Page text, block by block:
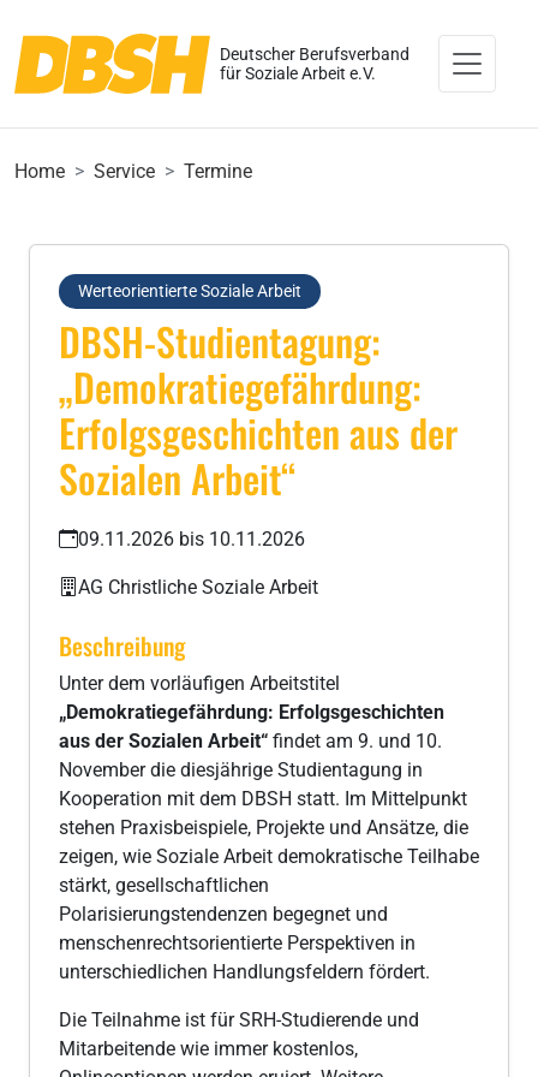
Deutscher Berufsverband
für Soziale Arbeit e.V.
Home Service Termine
Werteorientierte Soziale Arbeit
DBSH-Studientagung:
„Demokratiegefährdung:
Erfolgsgeschichten aus der
Sozialen Arbeit“
09.11.2026 bis 10.11.2026
AG Christliche Soziale Arbeit
Beschreibung
Unter dem vorläufigen Arbeitstitel
„Demokratiegefährdung: Erfolgsgeschichten
aus der Sozialen Arbeit“ findet am 9. und 10.
November die diesjährige Studientagung in
Kooperation mit dem DBSH statt. Im Mittelpunkt
stehen Praxisbeispiele, Projekte und Ansätze, die
zeigen, wie Soziale Arbeit demokratische Teilhabe
stärkt, gesellschaftlichen
Polarisierungstendenzen begegnet und
menschenrechtsorientierte Perspektiven in
unterschiedlichen Handlungsfeldern fördert.
Die Teilnahme ist für SRH-Studierende und
Mitarbeitende wie immer kostenlos,